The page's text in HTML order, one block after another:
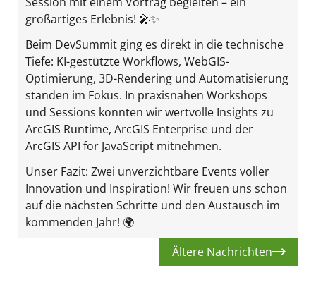
großartiges Erlebnis! 🎤✨
Beim DevSummit ging es direkt in die technische
Tiefe: KI-gestützte Workflows, WebGIS-
Optimierung, 3D-Rendering und Automatisierung
standen im Fokus. In praxisnahen Workshops
und Sessions konnten wir wertvolle Insights zu
ArcGIS Runtime, ArcGIS Enterprise und der
ArcGIS API for JavaScript mitnehmen.
Unser Fazit: Zwei unverzichtbare Events voller
Innovation und Inspiration! Wir freuen uns schon
auf die nächsten Schritte und den Austausch im
kommenden Jahr! 🌍
Ältere Nachrichten